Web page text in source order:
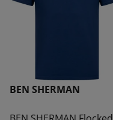
BEN SHERMAN